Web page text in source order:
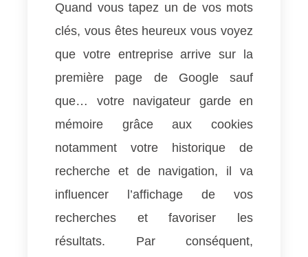
Quand vous tapez un de vos mots
clés, vous êtes heureux vous voyez
que votre entreprise arrive sur la
première page de Google sauf
que… votre navigateur garde en
mémoire grâce aux cookies
notamment votre historique de
recherche et de navigation, il va
influencer l’affichage de vos
recherches et favoriser les
résultats. Par conséquent,